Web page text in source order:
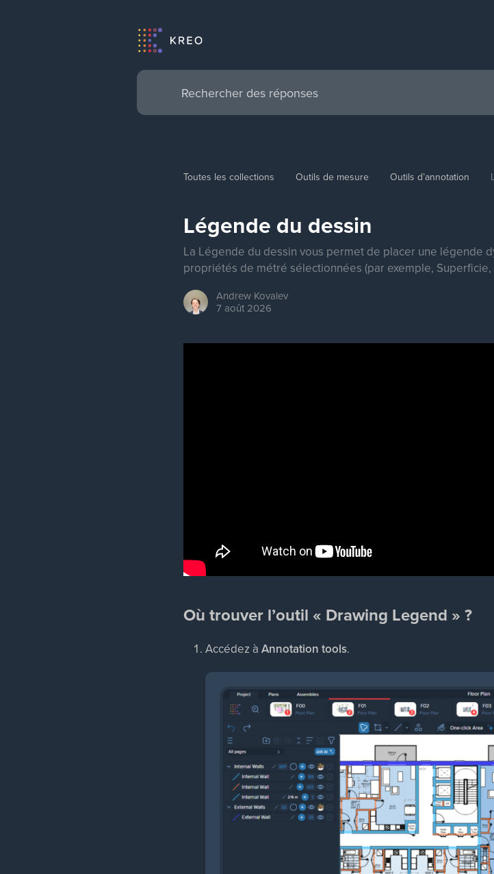
Toutes les collections Outils de mesure Outils d’annotation
Légende du dessin
La Légende du dessin vous permet de placer une légende
propriétés de métré sélectionnées (par exemple,
Andrew Kovalev
7 août 2026
Où trouverl’outil « Drawing Legend » ?
Accédez àAnnotation tools.